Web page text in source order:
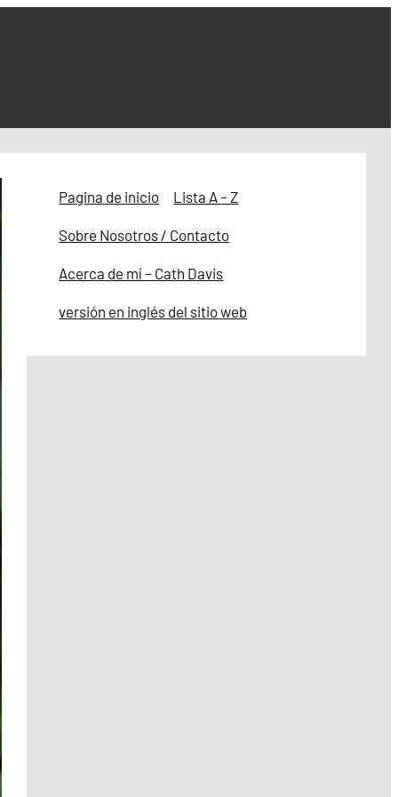
Pagina de inicio Lista A – Z
Sobre Nosotros / Contacto
Acerca de mí – Cath Davis
versión en inglés del sitio web